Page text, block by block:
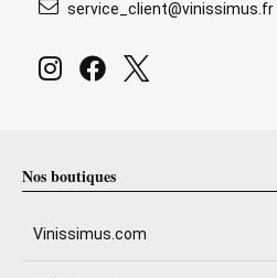
service_client@vinissimus.fr
Nos boutiques
Vinissimus.com